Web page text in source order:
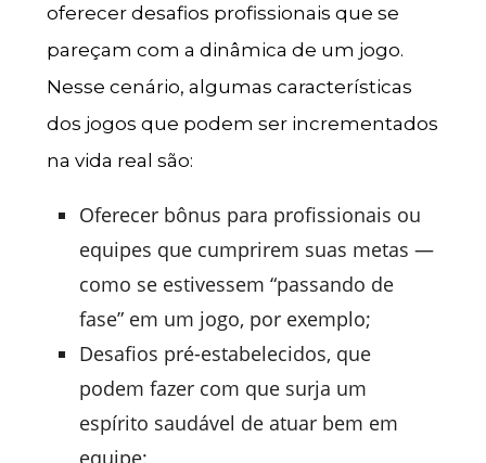
oferecer desafios profissionais que se
pareçam com a dinâmica de um jogo.
Nesse cenário, algumas características
dos jogos que podem ser incrementados
na vida real são:
Oferecer bônus para profissionais ou
equipes que cumprirem suas metas —
como se estivessem “passando de
fase” em um jogo, por exemplo;
Desafios pré-estabelecidos, que
podem fazer com que surja um
espírito saudável de atuar bem em
equipe;